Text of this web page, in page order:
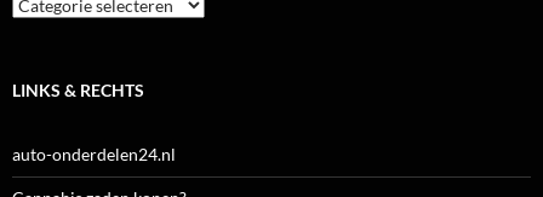
LINKS & RECHTS
auto-onderdelen24.nl